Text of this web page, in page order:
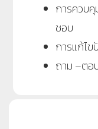
การควบ
ชอบ
การแก้ไ
ถาม –ตอ